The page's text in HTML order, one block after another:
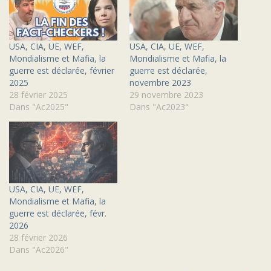
USA, CIA, UE, WEF,
Mondialisme et Mafia, la
guerre est déclarée, février
2025
28 février 2025
Dans "Ac2025"
USA, CIA, UE, WEF,
Mondialisme et Mafia, la
guerre est déclarée,
novembre 2023
29 novembre 2023
Dans "Ac2023"
USA, CIA, UE, WEF,
Mondialisme et Mafia, la
guerre est déclarée, févr.
2026
28 février 2026
Dans "Ac2026"